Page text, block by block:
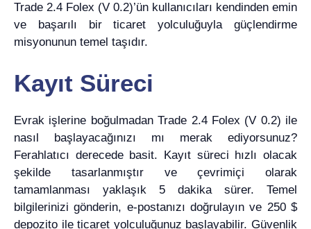
Trade 2.4 Folex (V 0.2)’ün kullanıcıları kendinden emin
ve başarılı bir ticaret yolculuğuyla güçlendirme
misyonunun temel taşıdır.
Kayıt Süreci
Evrak işlerine boğulmadan Trade 2.4 Folex (V 0.2) ile
nasıl başlayacağınızı mı merak ediyorsunuz?
Ferahlatıcı derecede basit. Kayıt süreci hızlı olacak
şekilde tasarlanmıştır ve çevrimiçi olarak
tamamlanması yaklaşık 5 dakika sürer. Temel
bilgilerinizi gönderin, e-postanızı doğrulayın ve 250 $
depozito ile ticaret yolculuğunuz başlayabilir. Güvenlik